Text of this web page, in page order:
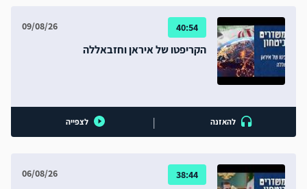
40:54
09/08/26
הקריפטו של איראן וחזבאללה
להאזנה | לצפייה
38:44
06/08/26